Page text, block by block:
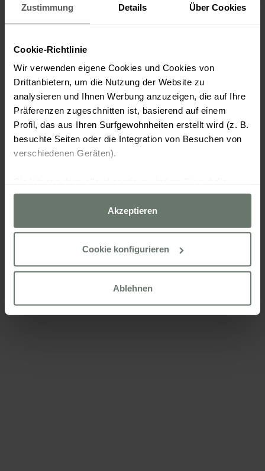
Zustimmung Details Über Cookies
Cookie-Richtlinie
Wir verwenden eigene Cookies und Cookies von
Drittanbietern, um die Nutzung der Website zu
analysieren und Ihnen Werbung anzuzeigen, die auf Ihre
Präferenzen zugeschnitten ist, basierend auf einem
Profil, das aus Ihren Surfgewohnheiten erstellt wird (z. B.
besuchte Seiten oder die Integration von Besuchen von
verschiedenen Geräten).
Option „Akzeptieren“ klicken, alle außer den unbedingt
erforderlichen ablehnen, indem Sie auf „Ablehnen“
klicken, oder sie über die Schaltfläche „Cookies
Weitere Informationen finden Sie in unserer
Akzeptieren
Cookie konfigurieren
Ablehnen